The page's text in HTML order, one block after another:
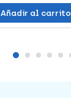
Añadir al carrito